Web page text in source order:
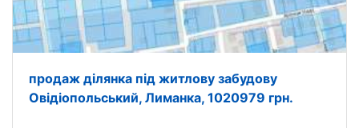
продаж ділянка під житлову забудову
Овідіопольський, Лиманка, 1020979 грн.